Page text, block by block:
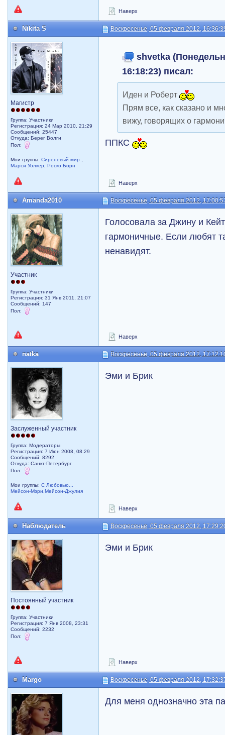
Наверх
Nikita S Воскресенье, 05 февраля 2012,
Магистр
Группа: Участники
Регистрация: 24 Мар 2010, 21:29
Сообщений: 25447
Откуда: Берег Волги
Пол:
Мои группы:Сиреневый мир
Марси Уолкер
,Роско Борн
shvetka
16:18:23) писал:
Иден и Роберт
Прям все, как сказано и
вижу, говорящих о
ППКС
Наверх
Amanda2010 Воскресенье, 05 февраля 2012,
Участник
Группа: Участники
Регистрация: 31 Янв 2011, 21:07
Сообщений: 147
Пол:
Голосовала за Джину и
гармоничные. Если любят
ненавидят.
Наверх
natka Воскресенье, 05 февраля 2012,
Заслуженный участник
Группа: Модераторы
Регистрация: 7 Июн 2008, 08:29
Сообщений: 8292
Откуда: Санкт-Петербург
Пол:
Мои группы:С Любовью...
Мейсон-Мэри,Мейсон-Джулия
Эми и Брик
Наверх
Наблюдатель Воскресенье, 05 февраля 2012,
Постоянный участник
Группа: Участники
Регистрация: 7 Янв 2008, 23:31
Сообщений: 2232
Пол:
Эми и Брик
Наверх
Margo Воскресенье, 05 февраля 2012,
Для меня однозначно эта